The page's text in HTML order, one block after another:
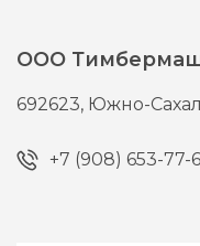
ООО
692623, Южно-
+7 (908) 653-77-